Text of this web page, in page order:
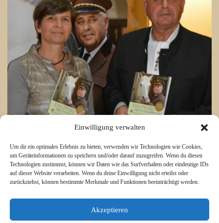
Einwilligung verwalten
Um dir ein optimales Erlebnis zu bieten, verwenden wir Technologien wie Cookies,
um Geräteinformationen zu speichern und/oder darauf zuzugreifen. Wenn du diesen
Technologien zustimmst, können wir Daten wie das Surfverhalten oder eindeutige IDs
auf dieser Website verarbeiten. Wenn du deine Einwilligung nicht erteilst oder
zurückziehst, können bestimmte Merkmale und Funktionen beeinträchtigt werden.
Akzeptieren